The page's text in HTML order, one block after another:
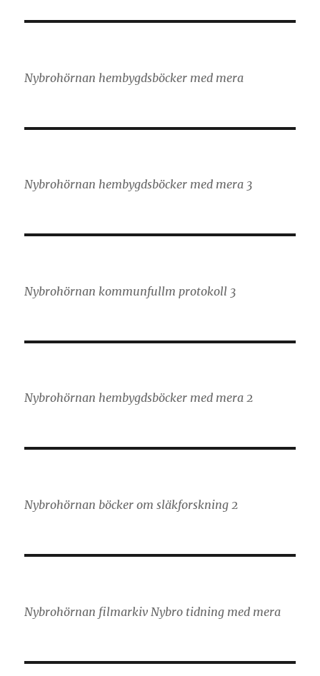
Nybrohörnan hembygdsböcker med mera
Nybrohörnan hembygdsböcker med mera 3
Nybrohörnan kommunfullm protokoll 3
Nybrohörnan hembygdsböcker med mera 2
Nybrohörnan böcker om släkforskning 2
Nybrohörnan filmarkiv Nybro tidning med mera